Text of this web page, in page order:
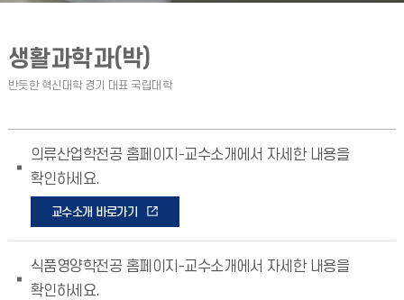
생활과학과(박)
의류산업학전공 홈페이지-교수소개에서 자세한 내용을
확인하세요.
교수소개 바로가기
식품영양학전공 홈페이지-교수소개에서 자세한 내용을
확인하세요.